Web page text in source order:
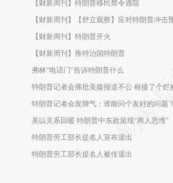
【财新周刊】特朗普移民禁令遇阻
【财新周刊】【舒立观察】应对特朗普冲击
【财新周刊】特朗普开火
【财新周刊】推特治国特朗普
弗林“电话门”告诉特朗普什么
特朗普记者会痛批美媒报道不公 称接了个烂
特朗普记者会发脾气：谁能问个友好的问题？
美以关系回暖 特朗普中东政策现“商人思维”
特朗普劳工部长提名人宣布退出
特朗普劳工部长提名人被传退出